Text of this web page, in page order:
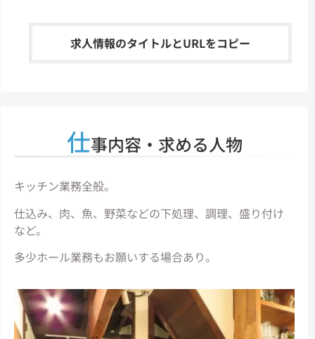
求人情報のタイトルとURLをコピー
仕事内容・求める人物
キッチン業務全般。
仕込み、肉、魚、野菜などの下処理、調理、盛り付け
など。
多少ホール業務もお願いする場合あり。